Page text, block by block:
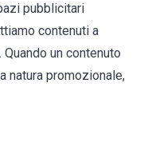
pubblicitari
contenuti a
un contenuto
natura promozionale,